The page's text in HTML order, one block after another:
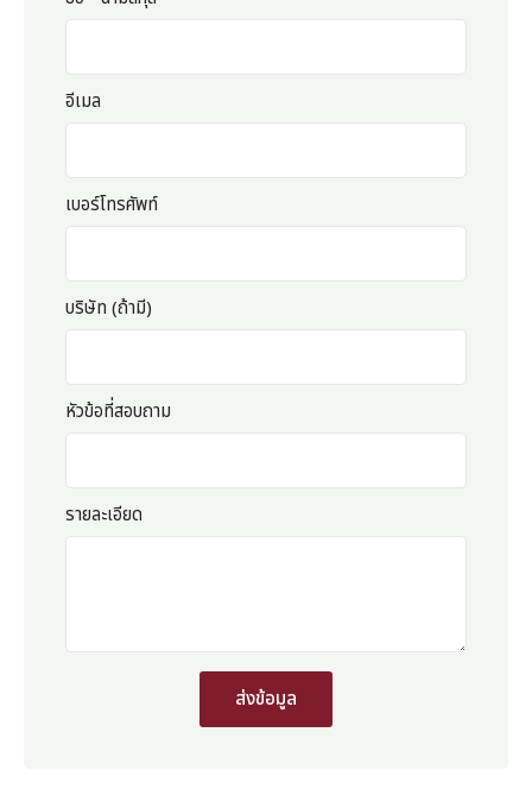
อีเมล
เบอร์โทรศัพท์
บริษัท (ถ้ามี)
หัวข้อที่สอบถาม
รายละเอียด
ส่งข้อมูล